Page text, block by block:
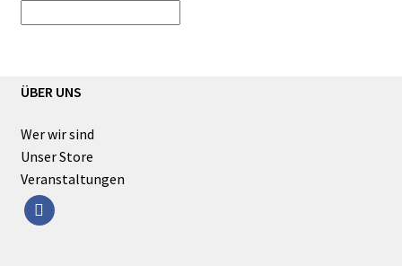
ÜBER UNS
Wer wir sind
Unser Store
Veranstaltungen
facebook